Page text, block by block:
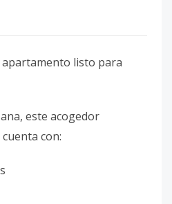
apartamento listo para
este acogedor
con: